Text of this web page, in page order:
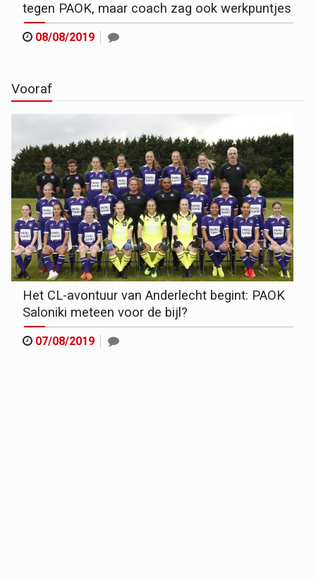
tegen PAOK, maar coach zag ook werkpuntjes
08/08/2019
Vooraf
Het CL-avontuur van Anderlecht begint: PAOK
Saloniki meteen voor de bijl?
07/08/2019